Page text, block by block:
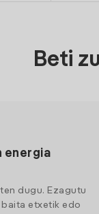
Beti
energia
dugu. Ezagutu
etxetik edo